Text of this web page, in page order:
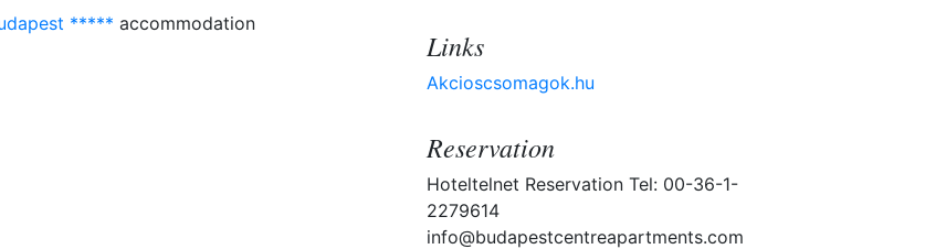
***** accommodation
Links
Akcioscsomagok.hu
Reservation
Hoteltelnet Reservation Tel: 00-36-1-
2279614
info@budapestcentreapartments.com